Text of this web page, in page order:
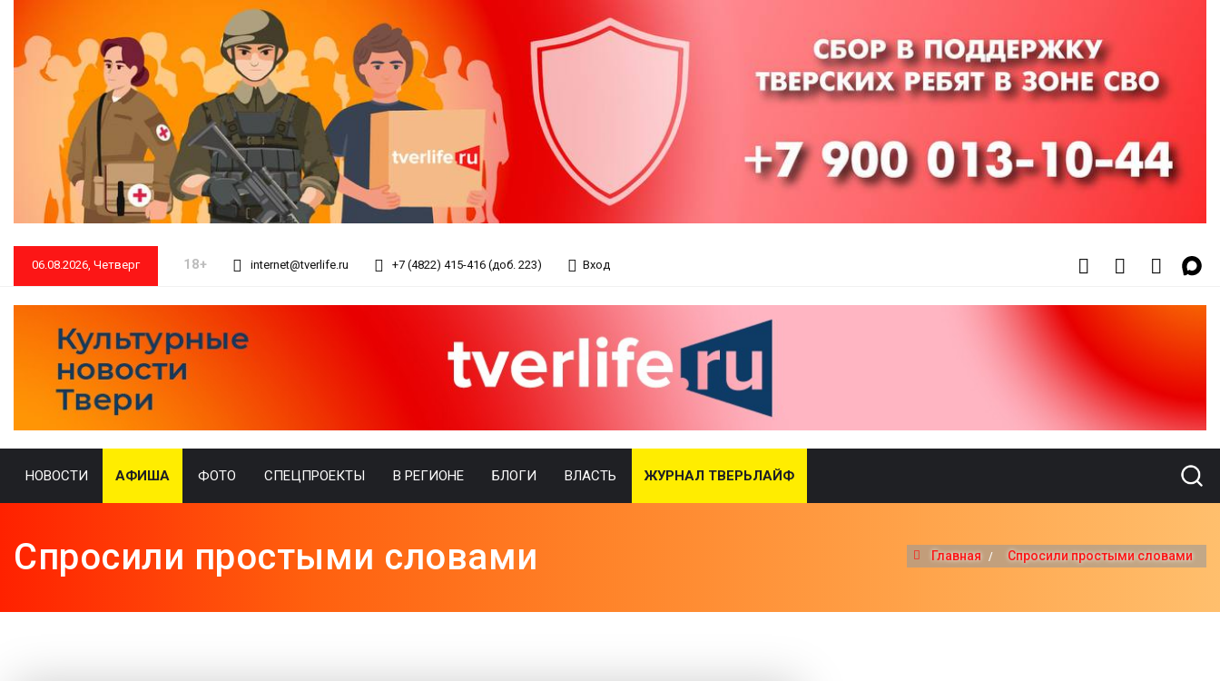
06.08.2026, Четверг 18+ internet@tverlife.ru +7 (4822) 415-416 (доб. 223) Вход
НОВОСТИ АФИША ФОТО СПЕЦПРОЕКТЫ В РЕГИОНЕ БЛОГИ ВЛАСТЬ ЖУРНАЛ ТВЕРЬЛАЙФ
Спросили простыми словами Главная Спросили простыми словами